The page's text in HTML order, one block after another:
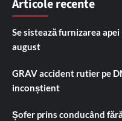
Articole recente
Se sistează furnizarea
august
GRAV accident rutier pe
inconștient
Șofer prins conducând